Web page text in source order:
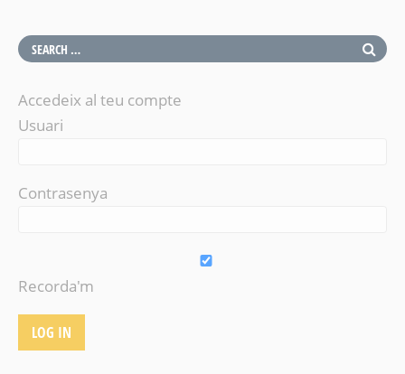
Accedeix al teu compte
Usuari
Contrasenya
Recorda'm